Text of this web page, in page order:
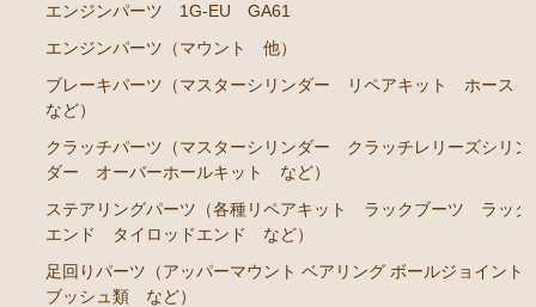
ト ホース など）
クラッチパーツ（マスターシリンダー クラッチレリ
ーズシリンダー オーバーホールキット など）
ツ ラックエンド タイロッドエンド など）
ルジョイント ブッシュ類 など）
燃料パーツ（ポンプ フィルター ダンパー センダ
ーゲージ ホースなど）
エンジンパーツ 1G-EU GA61
エンジンパーツ（マウント 他）
ブレーキパーツ（マスターシリンダー リペアキット ホース
など）
クラッチパーツ（マスターシリンダー クラッチレリーズシリン
ダー オーバーホールキット など）
ステアリングパーツ（各種リペアキット ラックブーツ ラック
エンド タイロッドエンド など）
足回りパーツ（アッパーマウント ベアリング ボールジョイント
ブッシュ類 など）